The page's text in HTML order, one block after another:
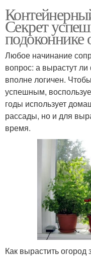
Секрет
подоконнике
Любое начинание
вопрос: а вырастут
вполне логичен.
успешным,
годы использует
рассады, но и для
время.
Как вырастить